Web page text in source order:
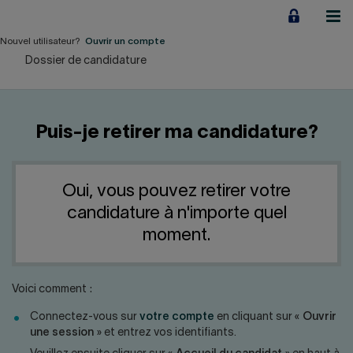
contenu
Notre Impact
À propos
Accueil Carrière
Nouvel utilisateur? Ouvrir un compte
Dossier de candidature
Puis-je retirer ma candidature?
Oui, vous pouvez retirer votre
candidature à n'importe quel
moment.
Voici comment :
Connectez-vous sur votre compte en cliquant sur « Ouvrir
une session » et entrez vos identifiants.